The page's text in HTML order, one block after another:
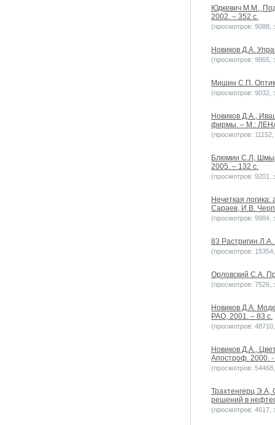
Юдкевич М.М.,
2002. – 352 с.
(просмотров: 9088,
Новиков Д.А.
(просмотров: 9865,
Мишин С.П.
(просмотров: 9032,
Новиков Д.А.,
фирмы. – М.:
(просмотров:
Блюмин С.Л,
2005. – 132 c.
(просмотров: 9201,
Нечеткая
Сараев, И.В.
(просмотров: 9984,
83 Растригин
(просмотров:
Орловский С.А.
(просмотров: 7526,
Новиков Д.А.
РАО, 2001. – 83 с.
(просмотров:
Новиков Д.А.,
Апостроф. 2000. -
(просмотров:
Трахтенгерц
решений в
(просмотров: 4617,